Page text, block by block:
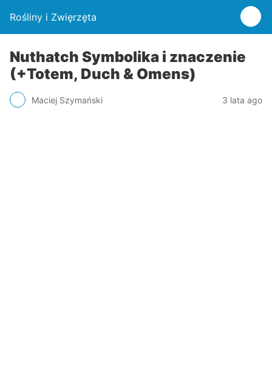
Rośliny i Zwięrzęta
Nuthatch Symbolika i znaczenie
(+Totem, Duch & Omens)
Maciej Szymański 3 lata ago